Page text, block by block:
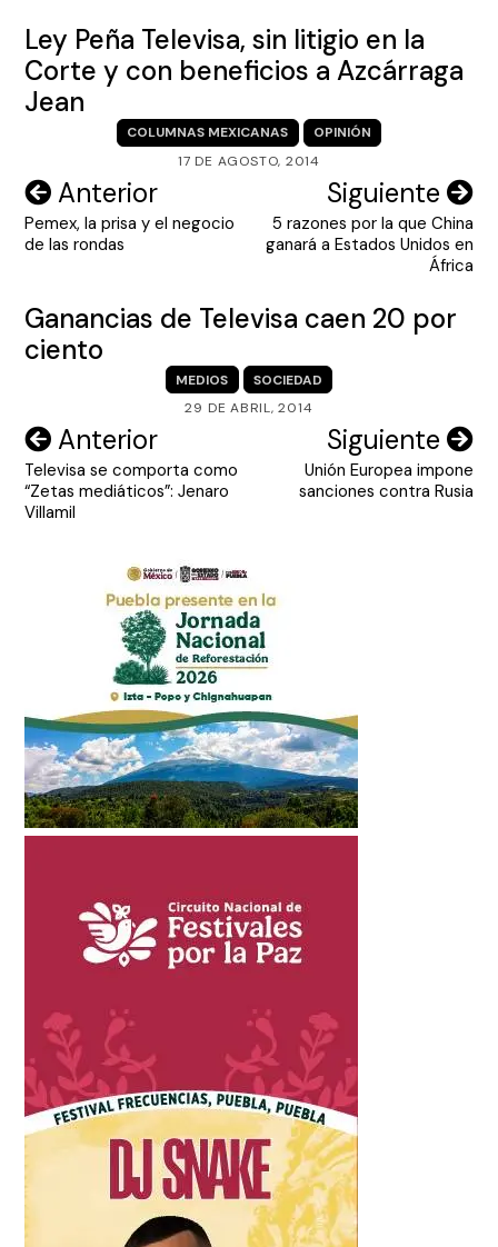
Ley Peña Televisa, sin litigio en la
Corte y con beneficios a Azcárraga
Jean
COLUMNAS MEXICANAS
OPINIÓN
17 DE AGOSTO, 2014
Navegación
de
Anterior
Pemex, la prisa y el negocio
de las rondas
Siguiente
5 razones por la que China
ganará a Estados Unidos en
África
Ganancias de Televisa caen 20 por
ciento
MEDIOS
SOCIEDAD
29 DE ABRIL, 2014
Navegación
de
entradas
Anterior
Televisa se comporta como
“Zetas mediáticos”: Jenaro
Villamil
Siguiente
Unión Europea impone
sanciones contra Rusia